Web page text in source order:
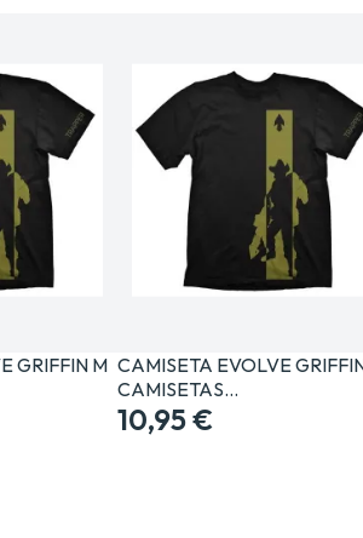
GRIFFIN M CAMISETA EVOLVE
CAMISETAS…
10,95 €